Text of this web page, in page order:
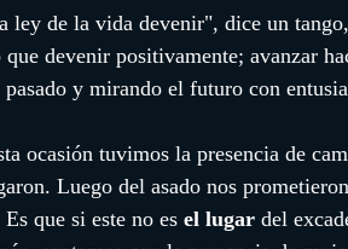
ley de la vida devenir", dice un
que devenir positivamente; avanzar
pasado y mirando el futuro con
ocasión tuvimos la presencia de
Luego del asado nos
que si este no es el lugar del